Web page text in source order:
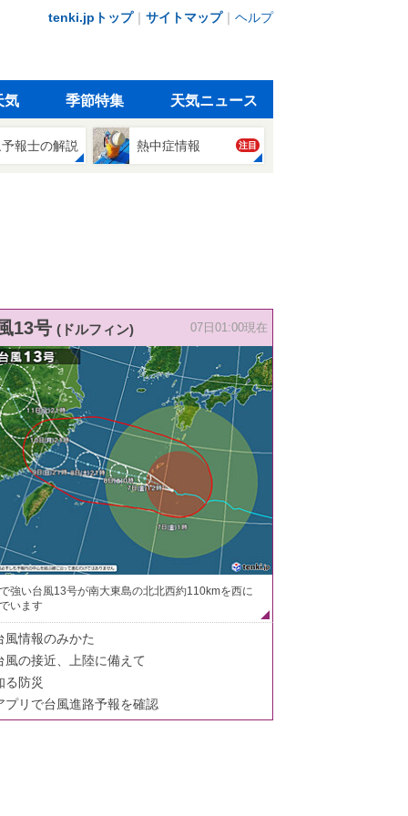
tenki.jpトップ｜ サイトマップ｜ ヘルプ
気 季節特集 天気ニュース
報士の解説 熱中症情報 注目
13号 (ドルフィン) 07日01:00現在
強い台風13号が南大東島の北北西約110kmを西に
います
風情報のみかた
風の接近、上陸に備えて
る防災
プリで台風進路予報を確認